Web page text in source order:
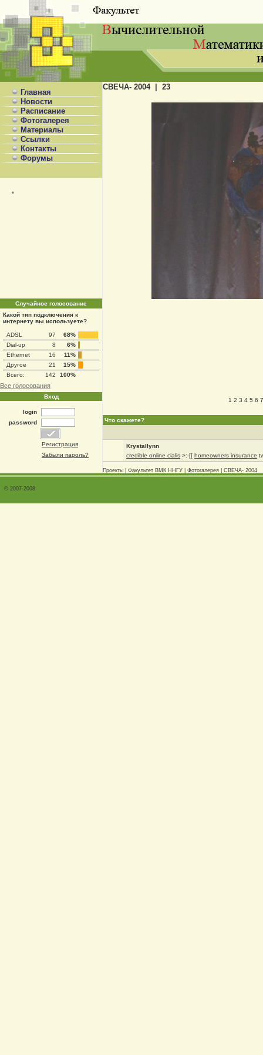
Главная
Новости
Расписание
Фотогалерея
Материалы
Ссылки
Контакты
Форумы
*
СВЕЧА- 2004 | 23
1 2 3 4 5 6 7
Что скажете?
Krystallynn
credible online cialis >:-[[ homeowners insurance
Проекты Факультет ВМК ННГУ Фотогалерея СВЕЧА- 2004
Случайное голосование
Какой тип подключения к
интернету вы используете?
ADSL 97
68%
Dial-up
8
6%
Ethernet
16
11%
Другое
21
15%
Всего:
142 100%
Все голосования
Вход
login
password
Регистрация
Забыли пароль?
© 2007-2008